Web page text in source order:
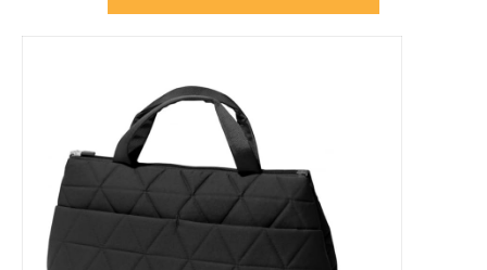
進化するPCとデバイスの未来
好きが集まる 比べて選べる
ビジネスと働き方のヒント
AI活用のいまが分かる